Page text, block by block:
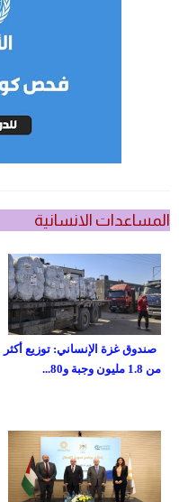
المساعدات الانسانية
صندوق غزة الإنساني: توزيع أكثر
من 1.8 مليون وجبة و80...